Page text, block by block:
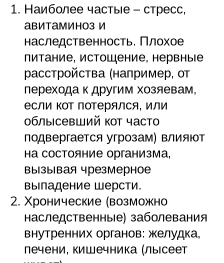
Наиболее частые – стресс,
авитаминоз и
наследственность. Плохое
питание, истощение, нервные
расстройства (например, от
перехода к другим хозяевам,
если кот потерялся, или
облысевший кот часто
подвергается угрозам) влияют
на состояние организма,
вызывая чрезмерное
выпадение шерсти.
Хронические (возможно
наследственные) заболевания
внутренних органов: желудка,
печени, кишечника (лысеет